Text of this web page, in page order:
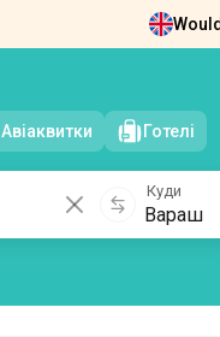
Авіаквитки Готелі
Куди